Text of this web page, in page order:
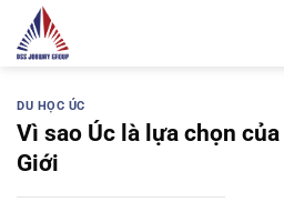
Chuyển
đến
dungDU HỌC ÚC
Vì sao Úc là lựa chọn
Giới